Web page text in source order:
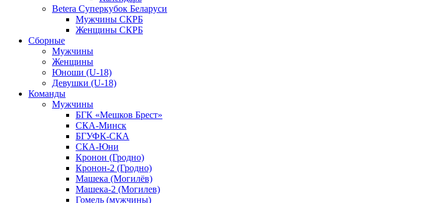
Betera Суперкубок Беларуси
Мужчины СКРБ
Женщины СКРБ
Сборные
Мужчины
Женщины
Юноши (U-18)
Девушки (U-18)
Команды
Мужчины
БГК «Мешков Брест»
СКА-Минск
БГУФК-СКА
СКА-Юни
Кронон (Гродно)
Кронон-2 (Гродно)
Машека (Могилёв)
Машека-2 (Могилев)
Гомель (мужчины)